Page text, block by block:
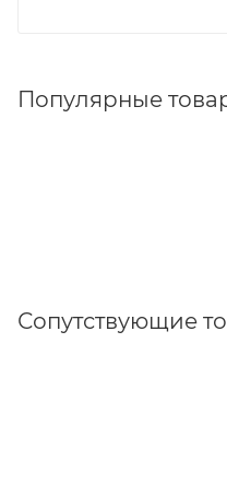
Популярные
Сопутствующие